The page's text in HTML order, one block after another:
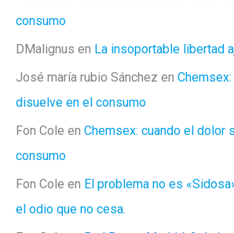
consumo
DMalignus en La insoportable libertad
José maría rubio Sánchez en
disuelve en el consumo
Fon Cole en Chemsex: cuando el dolor
consumo
Fon Cole en El problema no es
el odio que no cesa.